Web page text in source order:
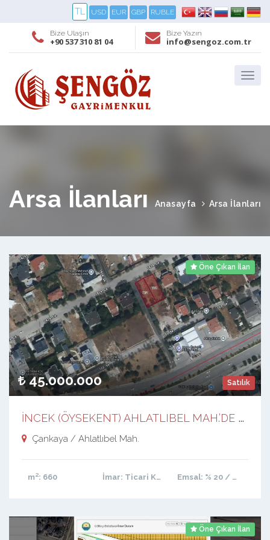
TL USD EUR GBP RUBLE
Bize Ulaşın
+90 537 310 81 04
Bize Yazın
info@sengoz.com.tr
Arsa İlanları Anasayfa Arsa İlanları
Öne Çıkan İlan
Satılık
45.000.000
İ
NCEK (ÖYSEKENT) AHLATLIBEL MAH.’DE 1824 CADDE ÜZERİ KÖŞE ÇİFT PARSEL ARSA
Çankaya / Ahlatlıbel Mah.
m²: 660 İmar: Ticari Konut Emsal: % 20 / 80
Öne Çıkan İlan